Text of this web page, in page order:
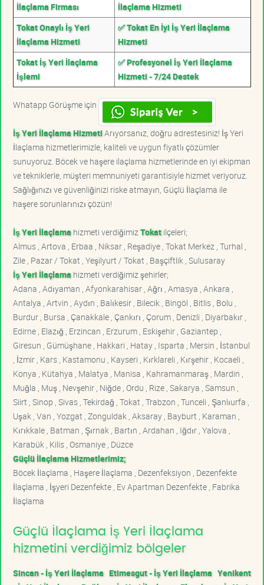
İlaçlama Firması
İlaçlama Hizmeti
Tokat Onaylı İş Yeri
İlaçlama Hizmeti
✅ Tokat En İyi İş Yeri İlaçlama
Hizmeti
Tokat İş Yeri İlaçlama
İşlemi
✅ Profesyonel İş Yeri İlaçlama
Hizmeti - 7/24 Destek
Whatapp Görüşme için
İş Yeri İlaçlama HizmetiArıyorsanız, doğru adrestesiniz! İş Yeri
İlaçlama hizmetlerimizle, kaliteli ve uygun fiyatlı çözümler
sunuyoruz. Böcek ve haşere ilaçlama hizmetlerinde en iyi ekipman
ve tekniklerle, müşteri memnuniyeti garantisiyle hizmet veriyoruz.
Sağlığınızı ve güvenliğinizi riske atmayın, Güçlü İlaçlama ile
haşere sorunlarınızı çözün!
İş Yeri İlaçlama hizmeti verdiğimiz Tokatilçeleri;
Almus , Artova , Erbaa , Niksar , Reşadiye , Tokat Merkez , Turhal ,
Zile , Pazar / Tokat , Yeşilyurt / Tokat , Başçiftlik , Sulusaray
İş Yeri İlaçlama hizmeti verdiğimiz şehirler;
Adana , Adıyaman , Afyonkarahisar , Ağrı , Amasya , Ankara ,
Antalya , Artvin , Aydın , Balıkesir , Bilecik , Bingöl , Bitlis , Bolu ,
Burdur , Bursa , Çanakkale , Çankırı , Çorum , Denizli , Diyarbakır ,
Edirne , Elazığ , Erzincan , Erzurum , Eskişehir , Gaziantep ,
Giresun , Gümüşhane , Hakkari , Hatay , Isparta , Mersin , İstanbul
, İzmir , Kars , Kastamonu , Kayseri , Kırklareli , Kırşehir , Kocaeli ,
Konya , Kütahya , Malatya , Manisa , Kahramanmaraş , Mardin ,
Muğla , Muş , Nevşehir , Niğde , Ordu , Rize , Sakarya , Samsun ,
Siirt , Sinop , Sivas , Tekirdağ , Tokat , Trabzon , Tunceli , Şanlıurfa ,
Uşak , Van , Yozgat , Zonguldak , Aksaray , Bayburt , Karaman ,
Kırıkkale , Batman , Şırnak , Bartın , Ardahan , Iğdır , Yalova ,
Karabük , Kilis , Osmaniye , Düzce
Güçlü İlaçlama Hizmetlerimiz;
Böcek İlaçlama , Haşere İlaçlama , Dezenfeksiyon , Dezenfekte
İlaçlama , İşyeri Dezenfekte , Ev Apartman Dezenfekte , Fabrika
İlaçlama
Güçlü İlaçlama İş Yeri İlaçlama
hizmetini verdiğimiz bölgeler
Sincan - İş Yeri İlaçlama Etimesgut - İş Yeri İlaçlama Yenikent